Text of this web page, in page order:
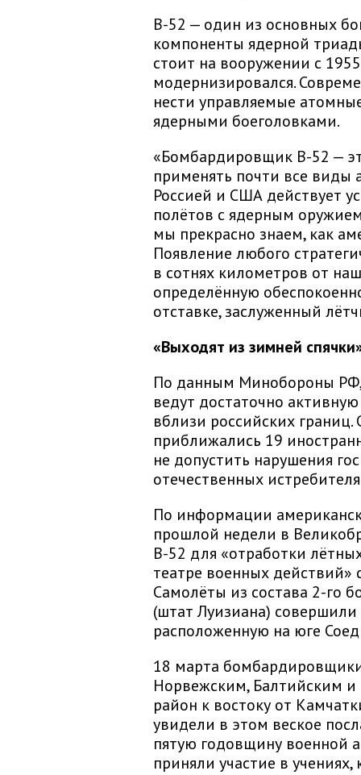
B-52 — один из основных
компоненты ядерной
стоит на вооружении с
модернизировался.
нести управляемые
ядерными боеголовками.
«Бомбардировщик B-52 —
применять почти все
Россией и США действует
полётов с ядерным
мы прекрасно знаем, как
Появление любого
в сотнях километров от
определённую
отставке, заслуженный
«Выходят из зимней
По данным Минобороны РФ,
ведут достаточно
вблизи российских
приближались 19
не допустить нарушения
отечественных
По информации
прошлой недели в
В-52 для «отработки
театре военных
Самолёты из состава 2-го
(штат Луизиана)
расположенную на юге
18 марта
Норвежским, Балтийским
район к востоку от
увидели в этом веское
пятую годовщину военной
приняли участие в